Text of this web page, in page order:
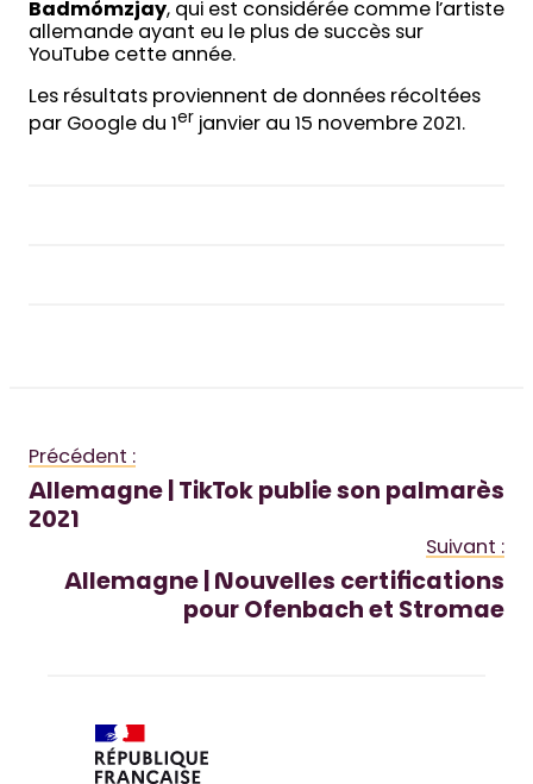
Badmómzjay, qui est considérée comme l’artiste
allemande ayant eu le plus de succès sur
YouTube cette année.
Les résultats proviennent de données récoltées
par Google du 1er janvier au 15 novembre 2021.
Précédent :
Allemagne | TikTok publie son palmarès
2021
Suivant :
Allemagne | Nouvelles certifications
pour Ofenbach et Stromae